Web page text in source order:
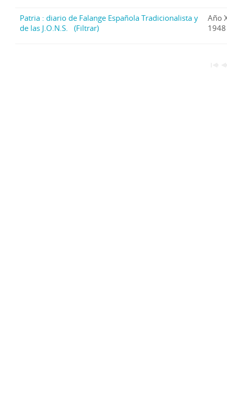
Patria : diario de Falange Española Tradicionalista y
de las J.O.N.S.
(Filtrar)
Año